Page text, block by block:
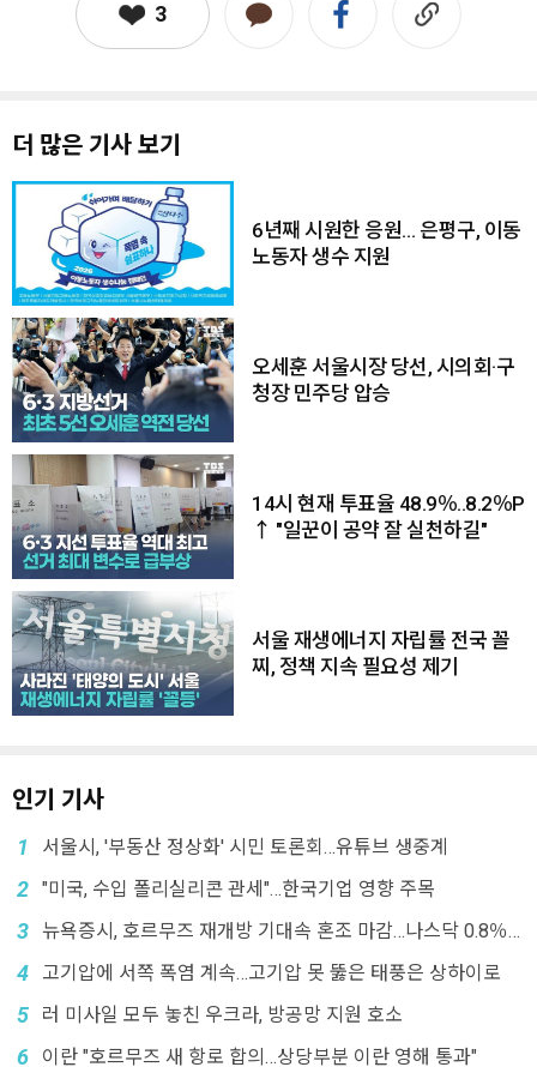
3
더 많은 기사 보기
6년째 시원한 응원… 은평구, 이동
노동자 생수 지원
오세훈 서울시장 당선, 시의회·구
청장 민주당 압승
14시 현재 투표율 48.9％..8.2％P
↑ "일꾼이 공약 잘 실천하길"
서울 재생에너지 자립률 전국 꼴
찌, 정책 지속 필요성 제기
인기 기사
1 서울시, '부동산 정상화' 시민 토론회…유튜브 생중계
2 "미국, 수입 폴리실리콘 관세"…한국기업 영향 주목
3
뉴욕증시, 호르무즈 재개방 기대속 혼조 마감…나스닥 0.8％
4 고기압에 서쪽 폭염 계속…고기압 못 뚫은 태풍은 상하이로
5 러 미사일 모두 놓친 우크라, 방공망 지원 호소
6 이란 "호르무즈 새 항로 합의…상당부분 이란 영해 통과"